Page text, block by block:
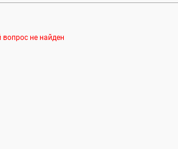
не найден